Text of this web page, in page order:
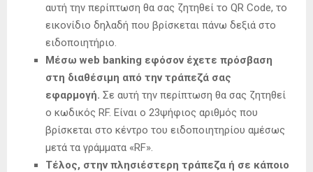
αυτή την περίπτωση θα σας ζητηθεί το QR Code, το
εικονίδιο δηλαδή που βρίσκεται πάνω δεξιά στο
ειδοποιητήριο.
Μέσω web banking εφόσον έχετε πρόσβαση
στη διαθέσιμη από την τράπεζά σας
εφαρμογή. Σε αυτή την περίπτωση θα σας ζητηθεί
ο κωδικός RF. Είναι ο 23ψήφιος αριθμός που
βρίσκεται στο κέντρο του ειδοποιητηρίου αμέσως
μετά τα γράμματα «RF».
Τέλος, στην πλησιέστερη τράπεζα ή σε κάποιο